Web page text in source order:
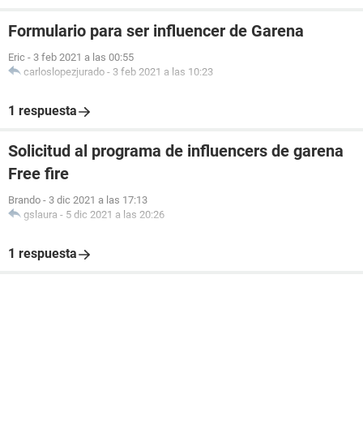
Formulario para ser influencer de Garena
Eric - 3 feb 2021 a las 00:55
carloslopezjurado - 3 feb 2021 a las 10:23
1 respuesta
Solicitud al programa de influencers de garena
Free fire
Brando - 3 dic 2021 a las 17:13
gslaura - 5 dic 2021 a las 20:26
1 respuesta